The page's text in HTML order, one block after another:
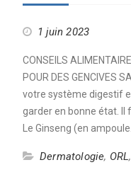
1 juin 2023
CONSEILS
POUR DES GENCIVES
votre système digestif
garder en bonne état. Il
Le Ginseng (en
Dermatologie, ORL,